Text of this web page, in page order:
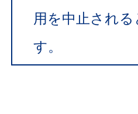
用を中止され
す。